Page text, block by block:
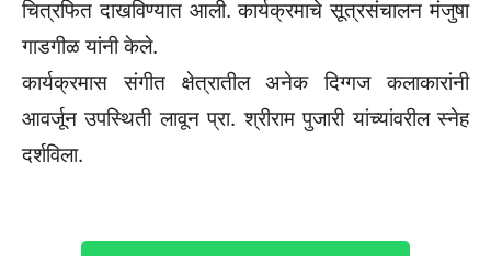
चित्रफित दाखविण्यात आली. कार्यक्रमाचे सूत्रसंचालन मंजुषा
गाडगीळ यांनी केले.
कार्यक्रमास संगीत क्षेत्रातील अनेक दिग्गज कलाकारांनी
आवर्जून उपस्थिती लावून प्रा. श्रीराम पुजारी यांच्यांवरील स्नेह
दर्शविला.